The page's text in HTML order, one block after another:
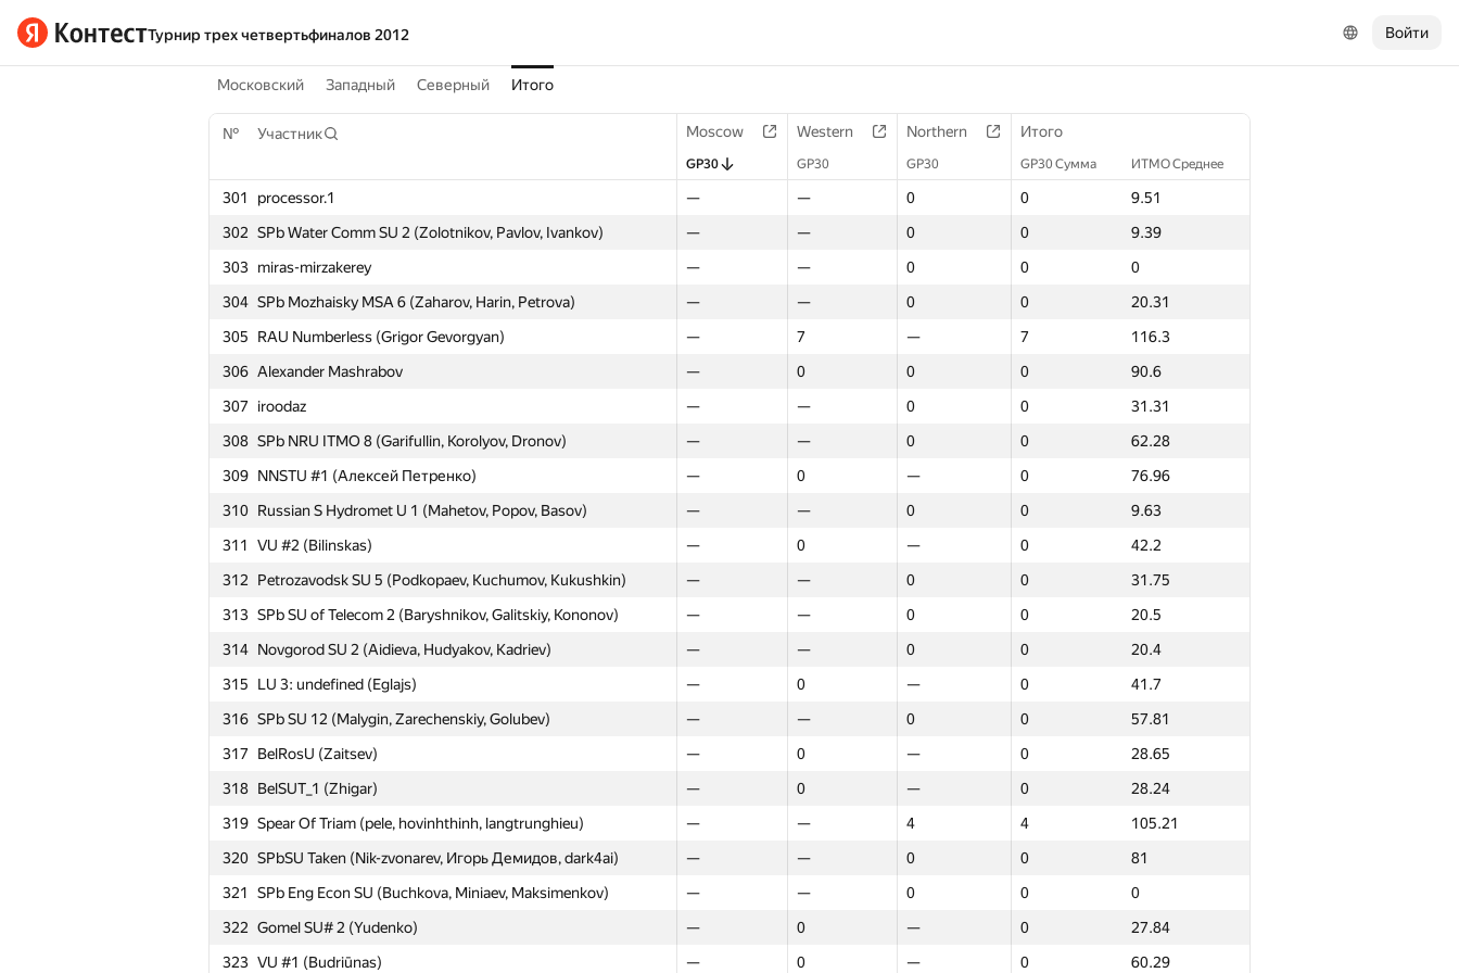
Турнир трех четвертьфиналов 2012 Войти
Московский Западный Северный Итого
№ Участник Moscow Western Northern Итого
GP30 GP30 GP30 GP30 Сумма ИТМО Среднее
301 processor.1 — — 0 0
9.51
302 SPb Water Comm SU 2 (Zolotnikov, Pavlov, Ivankov) — — 0 0
9.39
303 miras-mirzakerey — — 0 0
0
304 SPb Mozhaisky MSA 6 (Zaharov, Harin, Petrova) — — 0 0
20.31
305
RAU Numberless (Grigor Gevorgyan) — 7 — 7
116.3
306 Alexander Mashrabov — 0 0 0
90.6
307
iroodaz — — 0 0
31.31
308 SPb NRU ITMO 8 (Garifullin, Korolyov, Dronov) — — 0 0
62.28
309 NNSTU #1 (Алексей Петренко) — 0 — 0
76.96
310 Russian S Hydromet U 1 (Mahetov, Popov, Basov) — — 0 0
9.63
311
VU #2 (Bilinskas) — 0 — 0
42.2
312
Petrozavodsk SU 5 (Podkopaev, Kuchumov, Kukushkin) — — 0 0
31.75
313 SPb SU of Telecom 2 (Baryshnikov, Galitskiy, Kononov) — — 0 0
20.5
314 Novgorod SU 2 (Aidieva, Hudyakov, Kadriev) — — 0 0
20.4
315
LU 3: undefined (Eglajs) — 0 — 0
41.7
316 SPb SU 12 (Malygin, Zarechenskiy, Golubev) — — 0 0
57.81
317
BelRosU (Zaitsev) — 0 — 0
28.65
318 BelSUT_1 (Zhigar) — 0 — 0
28.24
319 Spear Of Triam (pele, hovinhthinh, langtrunghieu) — — 4 4
105.21
320 SPbSU Taken (Nik-zvonarev, Игорь Демидов, dark4ai) — — 0 0
81
321
SPb Eng Econ SU (Buchkova, Miniaev, Maksimenkov) — — 0 0
0
322 Gomel SU# 2 (Yudenko) — 0 — 0
27.84
323 VU #1 (Budriūnas) — 0 — 0
60.29